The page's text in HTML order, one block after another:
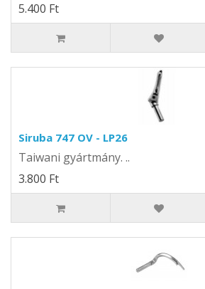
5.400 Ft
Siruba 747 OV - LP26
Taiwani gyártmány. ..
3.800 Ft